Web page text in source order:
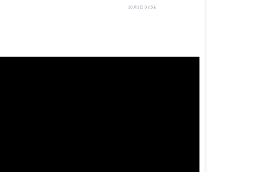
10月3日 09:58